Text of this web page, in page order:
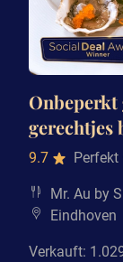
Onbeperkt
gerechtjes
9.7 Perfekt
Mr. Au by
Eindhoven
Verkauft: